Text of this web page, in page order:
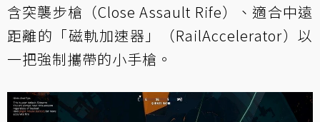
含突襲步槍（Close Assault Rife）、適合中遠
距離的「磁軌加速器」（RailAccelerator）以
一把強制攜帶的小手槍。